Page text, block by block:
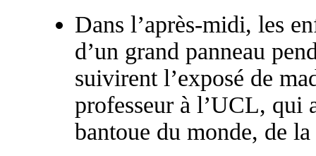
Dans l’après-midi, les
d’un grand panneau
suivirent l’exposé de
professeur à l’UCL, qui
bantoue du monde, de